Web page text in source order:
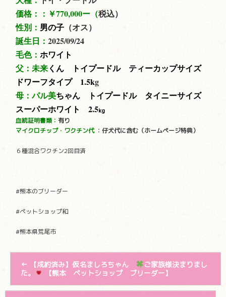
価格：： ￥770,000ー（税込）
性別： 男の子 （オス）
誕生日：2025/09/24
毛色：ホワイト
父：未来くん トイプードル ティーカップサイズ
ドワーフタイプ 1.5kg
母：パル美ちゃん トイプードル タイニーサイズ
スーパーホワイト 2.5kg
血統証明書類： 有り
マイクロチップ・ワクチン代 ：仔犬代に含む（ホームページ特典）
６種混合ワクチン2回目済
#熊本のブリーダー
#ペットショップ和
#熊本県荒尾市
← 【成約済み】仮名ましろちゃん
ご家族様決まりまし
た。
【熊本 ペットショップ ブリーダー】